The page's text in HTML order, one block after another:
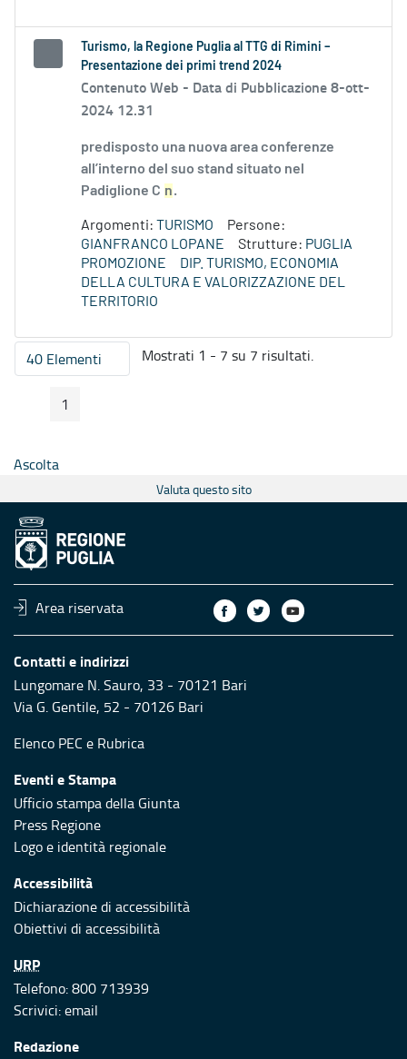
Turismo, la Regione Puglia al TTG di Rimini –
Presentazione dei primi trend 2024
Contenuto Web - Data di Pubblicazione 8-ott-
2024 12.31
predisposto una nuova area conferenze
all’interno del suo stand situato nel
Padiglione C n.
Argomenti: TURISMO
Persone:
GIANFRANCO LOPANE
Strutture: PUGLIA
PROMOZIONE
DIP. TURISMO, ECONOMIA
DELLA CULTURA E VALORIZZAZIONE DEL
TERRITORIO
40 ElementiPer pagina
Mostrati 1 - 7 su 7 risultati.
Pagina Precedente
Pagina
1
Ascolta
Valuta questo sito
Area riservata
Contatti e indirizzi
Lungomare N. Sauro, 33 - 70121 Bari
Via G. Gentile, 52 - 70126 Bari
Elenco PEC e Rubrica
Eventi e Stampa
Ufficio stampa della Giunta
Press Regione
Logo e identità regionale
Accessibilità
Dichiarazione di accessibilità
Obiettivi di accessibilità
URP
Telefono: 800 713939
Scrivici:email
Redazione